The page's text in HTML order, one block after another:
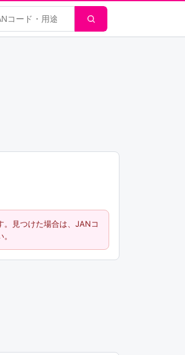
。見つけた場合は、JANコ